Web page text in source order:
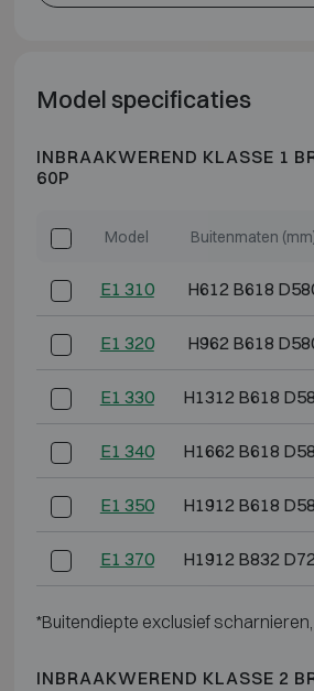
Model specificaties
INBRAAKWEREND KLASSE 1
60P
Model Buitenmaten
E1 310 H612 B618
E1 320 H962 B618
E1 330 H1312 B618
E1 340 H1662 B618
E1 350 H1912 B618
E1 370 H1912 B832
*Buitendiepte exclusief
INBRAAKWEREND KLASSE 2